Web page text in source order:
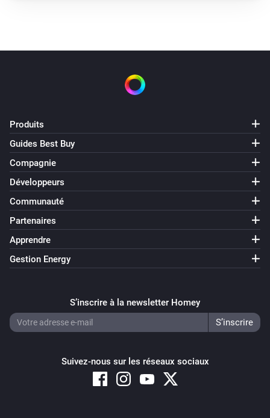
Produits
Guides Best Buy
Compagnie
Développeurs
Communauté
Partenaires
Apprendre
Gestion Energy
S’inscrire à la newsletter Homey
Suivez-nous sur les réseaux sociaux